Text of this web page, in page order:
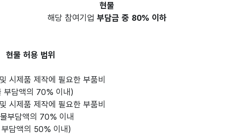
현물
해당 참여기업 부담금 중 80% 이하
현물 허용 범위
시제품 제작에 필요한 부품비
부담액의 70% 이내)
시제품 제작에 필요한 부품비
부담액의 70% 이내
담액의 50% 이내)